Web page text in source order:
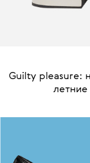
Guilty pleasure: